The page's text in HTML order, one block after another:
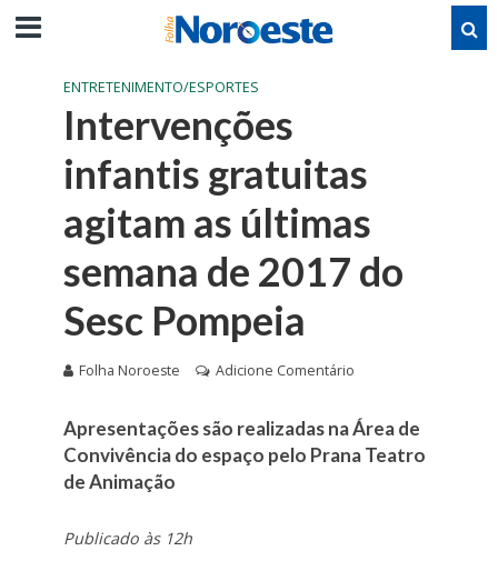
ENTRETENIMENTO/ESPORTES
Intervenções
infantis gratuitas
agitam as últimas
semana de 2017 do
Sesc Pompeia
Folha Noroeste Adicione Comentário
Apresentações são realizadas na Área de
Convivência do espaço pelo Prana Teatro
de Animação
Publicado às 12h